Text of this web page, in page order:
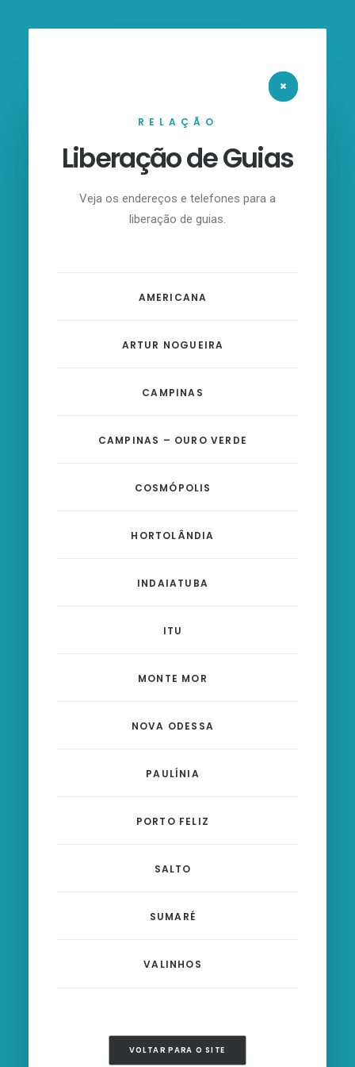
RELAÇÃO
Liberação de Guias
Veja os endereços e telefones para a
liberação de guias.
AMERICANA
ARTUR NOGUEIRA
CAMPINAS
CAMPINAS – OURO VERDE
COSMÓPOLIS
HORTOLÂNDIA
INDAIATUBA
ITU
MONTE MOR
NOVA ODESSA
PAULÍNIA
PORTO FELIZ
SALTO
SUMARÉ
VALINHOS
VOLTAR PARA O SITE